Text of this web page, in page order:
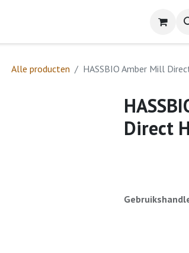
Alle producten HASSBIO Amber Mill
Direct